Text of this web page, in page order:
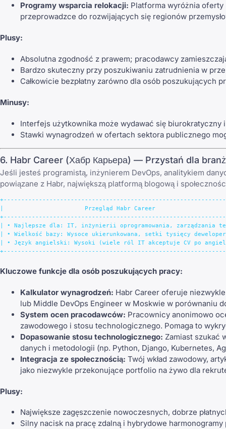
Programy wsparcia relokacji: Platforma wyróżnia
przeprowadzce do rozwijających się regionów
Plusy:
Absolutna zgodność z prawem; pracodawcy
Bardzo skuteczny przy poszukiwaniu zatrudnienia w
Całkowicie bezpłatny zarówno dla osób poszukujących
Minusy:
Interfejs użytkownika może wydawać się
Stawki wynagrodzeń w ofertach sektora publicznego
6. Habr Career (Хабр Карьера) — Przystań dla
Jeśli jesteś programistą, inżynierem DevOps, analitykiem
powiązane z Habr, największą platformą blogową i
|                       Przegląd Habr Career
| • Najlepsze dla: IT, inżynierii oprogramowania, zarządzania
| • Wielkość bazy: Wysoce ukierunkowana, setki tysięcy
| • Język angielski: Wysoki (wiele ról IT akceptuje CV po
Kluczowe funkcje dla osób poszukujących pracy:
Kalkulator wynagrodzeń: Habr Career oferuje
lub Middle DevOps Engineer w Moskwie w porównaniu
System ocen pracodawców: Pracownicy anonimowo
zawodowego i stosu technologicznego. Pomaga to
Dopasowanie stosu technologicznego: Zamiast szukać
danych i metodologii (np. Python, Django, Kubernetes,
Integracja ze społecznością: Twój wkład zawodowy,
jako niezwykle przekonujące portfolio na żywo dla
Plusy:
Największe zagęszczenie nowoczesnych, dobrze
Silny nacisk na pracę zdalną i hybrydowe harmonogramy